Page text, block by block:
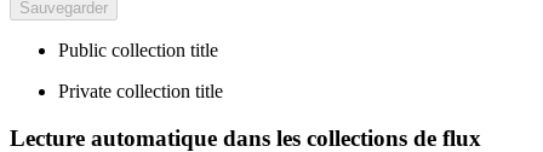
Public collection title
Private collection title
Lecture automatique dans les collections de flux